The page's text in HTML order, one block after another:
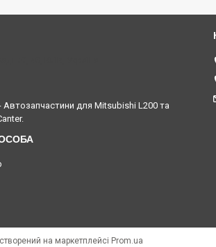
- Автозапчастини для Mitsubishi L200 та
на маркетплейсі Prom.ua